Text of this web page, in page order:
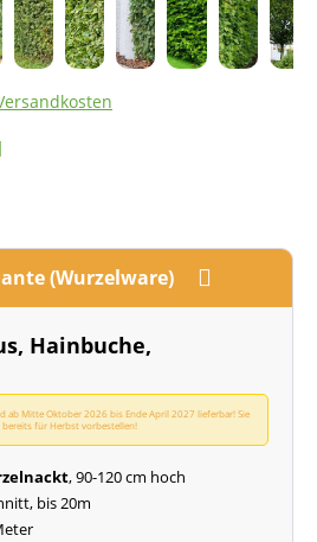
(Wurzelware)
Hainbuche,
ab Mitte Oktober 2026 bis Ende April 2027 lieferbar! Sie
für Herbst vorbestellen!
, 90-120 cm hoch
bis 20m